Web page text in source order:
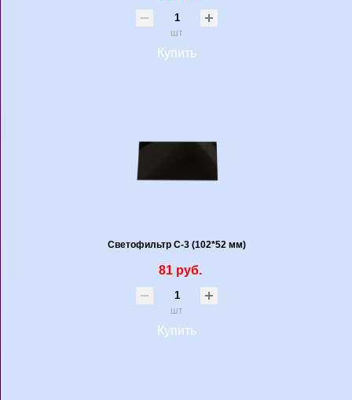
шт
Купить
Светофильтр С-3 (102*52 мм)
81 руб.
шт
Купить